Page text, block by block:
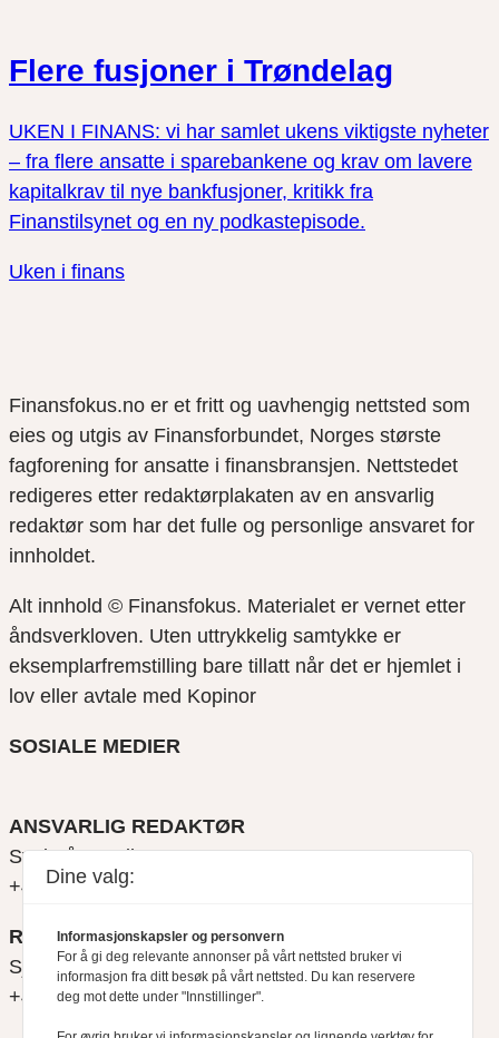
Flere fusjoner i Trøndelag
UKEN I FINANS: vi har samlet ukens viktigste nyheter
– fra flere ansatte i sparebankene og krav om lavere
kapitalkrav til nye bankfusjoner, kritikk fra
Finanstilsynet og en ny podkastepisode.
Uken i finans
Finansfokus.no er et fritt og uavhengig nettsted som
eies og utgis av Finansforbundet, Norges største
fagforening for ansatte i finansbransjen. Nettstedet
redigeres etter redaktørplakaten av en ansvarlig
redaktør som har det fulle og personlige ansvaret for
innholdet.
Alt innhold © Finansfokus. Materialet er vernet etter
åndsverkloven. Uten uttrykkelig samtykke er
eksemplarfremstilling bare tillatt når det er hjemlet i
lov eller avtale med Kopinor
SOSIALE MEDIER
ANSVARLIG REDAKTØR
Svein Åge Eriksen
+47 900 79 547
REDAKTØR
Sjur Anda
+47 470 34 460
Dine valg:
Informasjonskapsler og personvern
For å gi deg relevante annonser på vårt nettsted bruker vi
informasjon fra ditt besøk på vårt nettsted. Du kan reservere
deg mot dette under "Innstillinger".